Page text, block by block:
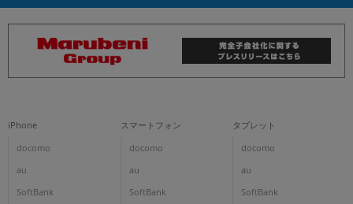
iPhone
docomo
au
SoftBank
スマートフォン
docomo
au
SoftBank
タブレット
docomo
au
SoftBank